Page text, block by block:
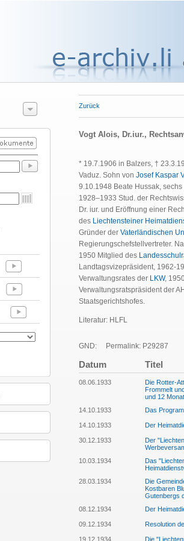
Zurück
Vogt Alois, Dr.iur.,
* 19.7.1906 in Balzers, †
Vaduz. Sohn von Josef Kaspar
9.10.1948 Beate Hussak,
1928–1933 Stud. der
Dr. iur. und Eröffnung einer
des Liechtensteiner
Gründer der Vaterländischen
Regierungschefstellvertreter.
1950 Mitglied des
Landtagsvizepräsident, 1962-
Verwaltungsrates der LKW,
Verwaltungsratspräsident der
Staatsgerichtshofes.
Literatur: HLFL
GND: Permalink: P29287
Datum Titel
08.06.1933
Die Rotter-
Frommelt
und 12
14.10.1933 Das
14.10.1933 Der
30.12.1933
Der
10.03.1934
Das
28.03.1934
Die
Kostbaren
Gutenbergs
08.12.1934 Der
09.12.1934 Resolution
19.12.1934 Die